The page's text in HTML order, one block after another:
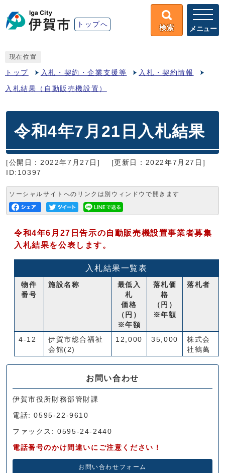
トップへ 検索 メニュー
現在位置
トップ 入札・契約・企業支援等 入札・契約情報
入札結果（自動販売機設置）
令和4年7月21日入札結果
[公開日：2022年7月27日]
[更新日：2022年7月27日]
ID:10397
ソーシャルサイトへのリンクは別ウィンドウで開きます
令和4年6月27日告示の自動販売機設置事業者募集
入札結果を公表します。
入札結果一覧表
物件
番号
施設名称
最低入
札
価格
（円）
※年額
落札価
格
（円）
※年額
落札者
4-12
伊賀市総合福祉
会館(2)
12,000 35,000
株式会
社鶴萬
お問い合わせ
伊賀市役所財務部管財課
電話: 0595-22-9610
ファックス: 0595-24-2440
電話番号のかけ間違いにご注意ください！
お問い合わせフォーム